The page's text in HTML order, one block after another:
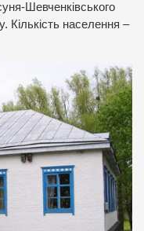
Шевченківського
Кількість населення –